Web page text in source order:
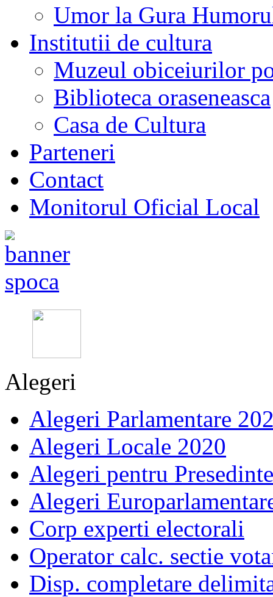
Umor la Gura
Institutii de cultura
Muzeul obiceiurilor
Biblioteca oraseneasca
Casa de Cultura
Parteneri
Contact
Monitorul Oficial Local
Alegeri
Alegeri Parlamentare
Alegeri Locale 2020
Alegeri pentru
Alegeri
Corp experti electorali
Operator calc. sectie
Disp. completare